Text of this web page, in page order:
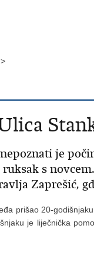
je
s
Zaprešić,
prišao 20-
je liječnička